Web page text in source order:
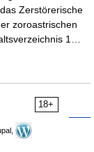
Zerstörerische
zoroastrischen
1…
18+